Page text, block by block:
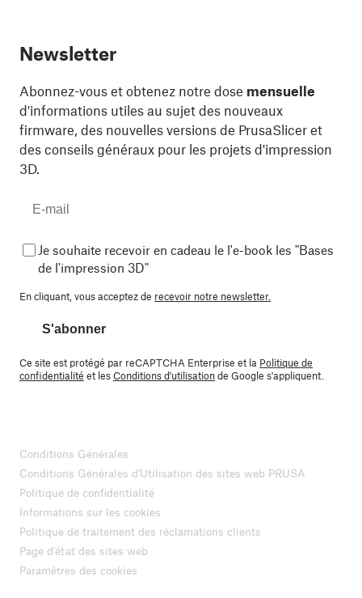
Newsletter
Abonnez-vous et obtenez notre dose mensuelle
d'informations utiles au sujet des nouveaux
firmware, des nouvelles versions de PrusaSlicer et
des conseils généraux pour les projets d'impression
3D.
Je souhaite recevoir en cadeau le l'e-book les "Bases
de l'impression 3D"
En cliquant, vous acceptez de recevoir notre newsletter.
S'abonner
Ce site est protégé par reCAPTCHA Enterprise et la Politique de
confidentialité et lesConditions d'utilisationde Google s'appliquent.
Conditions Générales
Conditions Générales d'Utilisation des sites web PRUSA
Politique de confidentialité
Informations sur les cookies
Politique de traitement des réclamations clients
Page d'état des sites web
Paramètres des cookies